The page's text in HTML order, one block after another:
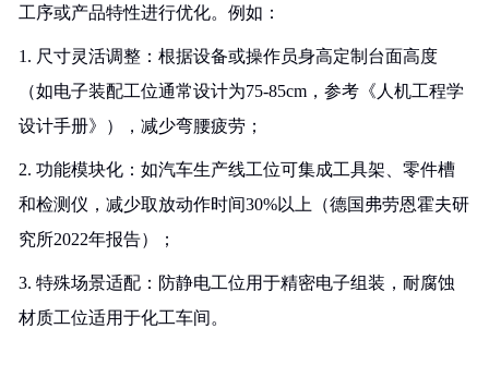
工序或产品特性进行优化。例如：
1. 尺寸灵活调整：根据设备或操作员身高定制台面高度
（如电子装配工位通常设计为75-85cm，参考《人机工程学
设计手册》），减少弯腰疲劳；
2. 功能模块化：如汽车生产线工位可集成工具架、零件槽
和检测仪，减少取放动作时间30%以上（德国弗劳恩霍夫研
究所2022年报告）；
3. 特殊场景适配：防静电工位用于精密电子组装，耐腐蚀
材质工位适用于化工车间。